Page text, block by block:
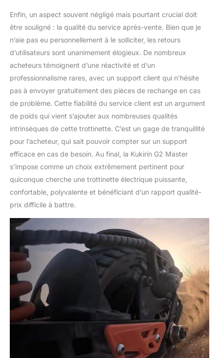
Enfin, un aspect souvent négligé mais pourtant crucial doit
être souligné : la qualité du service après-vente. Bien que je
n’aie pas eu personnellement à le solliciter, les retours
d’utilisateurs sont unanimement élogieux. De nombreux
acheteurs témoignent d’une réactivité et d’un
professionnalisme rares, avec un support client qui n’hésite
pas à envoyer gratuitement des pièces de rechange en cas
de problème. Cette fiabilité du service client est un argument
de poids qui vient s’ajouter aux nombreuses qualités
intrinsèques de cette trottinette. C’est un gage de tranquillité
pour l’acheteur, qui sait pouvoir compter sur un support
efficace en cas de besoin. Au final, la Kukirin G2 Master
s’impose comme un choix extrêmement pertinent pour
quiconque cherche une trottinette électrique puissante,
confortable, polyvalente et bénéficiant d’un rapport qualité-
prix difficile à battre.